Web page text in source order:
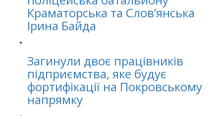
Краматорська та Словʼянська
Ірина Байда
Загинули двоє працівників
підприємства, яке будує
фортифікації на Покровському
напрямку